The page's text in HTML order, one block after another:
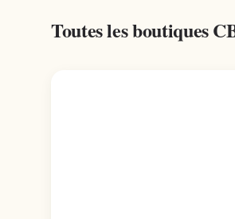
Toutes les boutiques